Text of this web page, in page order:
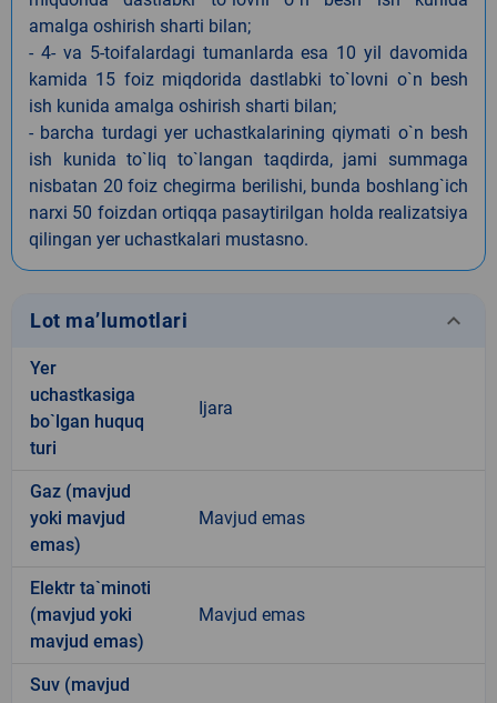
amalga oshirish sharti bilan;
- 4- va 5-toifalardagi tumanlarda esa 10 yil davomida
kamida 15 foiz miqdorida dastlabki to`lovni o`n besh
ish kunida amalga oshirish sharti bilan;
- barcha turdagi yer uchastkalarining qiymati o`n besh
ish kunida to`liq to`langan taqdirda, jami summaga
nisbatan 20 foiz chegirma berilishi, bunda boshlang`ich
narxi 50 foizdan ortiqqa pasaytirilgan holda realizatsiya
qilingan yer uchastkalari mustasno.
Lot ma’lumotlari keyboard_arrow_down
Yer
uchastkasiga
bo`lgan huquq
turi
Ijara
Gaz (mavjud
yoki mavjud
emas)
Mavjud emas
Elektr ta`minoti
(mavjud yoki
mavjud emas)
Mavjud emas
Suv (mavjud